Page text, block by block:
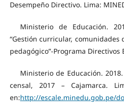
Desempeño Directivo. Lima:
Ministerio de Educación.
“Gestión curricular,
pedagógico”-Programa Directivos
Ministerio de Educación.
censal, 2017 – Cajamarca.
en:http://escale.minedu.gob.pe/